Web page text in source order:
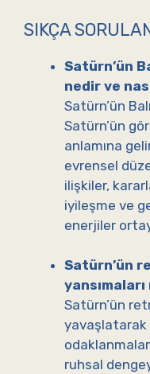
SIKÇA
Satürn’ün
nedir ve
Satürn’ün
Satürn’ün
anlamına
evrensel
ilişkiler,
iyileşme ve
enerjiler
Satürn’ün
Satürn’ün
yavaşlatarak
ruhsal